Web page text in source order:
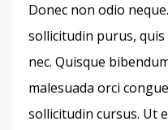
Donec non odio
sollicitudin purus,
nec. Quisque
malesuada orci
sollicitudin cursus. Ut